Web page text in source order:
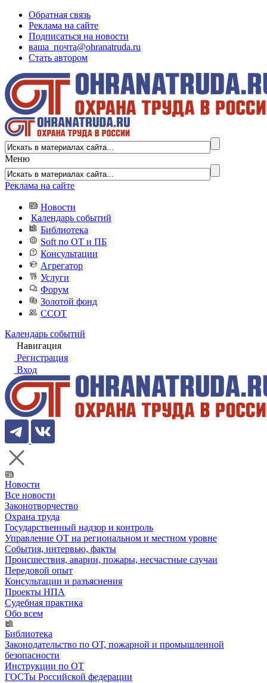
Обратная связь
Реклама на сайте
Подписаться на новости
ваша_почта@ohranatruda.ru
Стать автором
Меню
Реклама на сайте
Новости
Календарь событий
Библиотека
Soft по ОТ и ПБ
Консультации
Агрегатор
Услуги
Форум
Золотой фонд
ССОТ
Календарь событий
Навигация
Регистрация
Вход
Новости
Все новости
Законотворчество
Охрана труда
Государственный надзор и контроль
Управление ОТ на региональном и местном уровне
События, интервью, факты
Происшествия, аварии, пожары, несчастные случаи
Передовой опыт
Консультации и разъяснения
Проекты НПА
Судебная практика
Обо всем
Библиотека
Законодательство по ОТ, пожарной и промышленной
безопасности
Инструкции по ОТ
ГОСТы Российской федерации